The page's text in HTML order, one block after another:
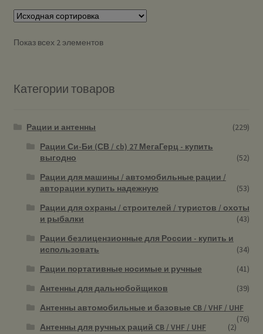
Показ всех 2 элементов
Категории товаров
Рации и антенны
(229)
Рации Си-Би (СВ / cb) 27 МегаГерц - купить
выгодно
(52)
Рации для машины / автомобильные рации /
авторации купить надежную
(53)
Рации для охраны / строителей / туристов / охоты
и рыбалки
(43)
Рации безлицензионные для России - купить и
использовать
(34)
Рации портативные носимые и ручные
(41)
Антенны для дальнобойщиков
(39)
Антенны автомобильные и базовые CB / VHF / UHF
(76)
Антенны для ручных раций CB / VHF / UHF
(2)